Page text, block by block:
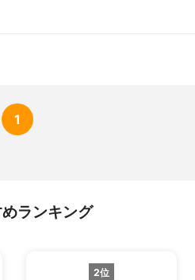
1
ランキング
2位